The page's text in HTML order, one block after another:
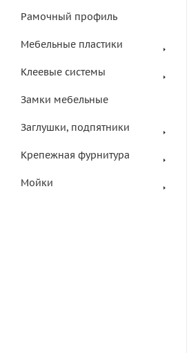
Рамочный профиль
Мебельные пластики
Клеевые системы
Замки мебельные
Заглушки, подпятники
Крепежная фурнитура
Мойки